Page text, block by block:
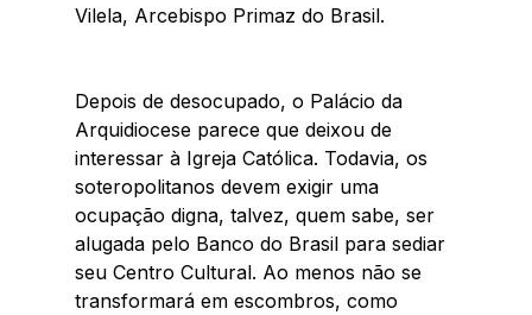
Vilela, Arcebispo Primaz do Brasil.
Depois de desocupado, o Palácio da
Arquidiocese parece que deixou de
interessar à Igreja Católica. Todavia, os
soteropolitanos devem exigir uma
ocupação digna, talvez, quem sabe, ser
alugada pelo Banco do Brasil para sediar
seu Centro Cultural. Ao menos não se
transformará em escombros, como